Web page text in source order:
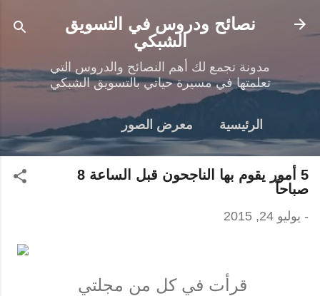
التخطي إلى المحتوى الرئيسي
نصائح ودروس في التسويق
الشبكي
مدونة تجمع لك أهم النصائح والدروس التي
تعلمتها في مسيرة حياتي بالتسويق الشبكي
الرئيسية معرض الصور
5 أمور يقوم بها الناجحون قبل الساعة 8
صباحاً
- يوليو 24, 2015
قرأت في كل من مجلتي